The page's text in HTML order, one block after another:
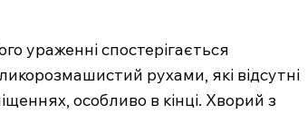
ураженні спостерігається
рухами, які відсутні
особливо в кінці. Хворий з